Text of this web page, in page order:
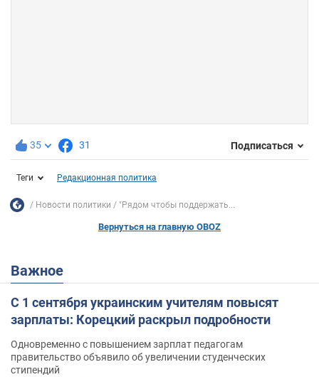
35 31 Подписаться
Теги Редакционная политика
Новости политики "Рядом чтобы поддержать...
Вернуться на главную OBOZ
Важное
С 1 сентября украинским учителям повысят
зарплаты: Корецкий раскрыл подробности
Одновременно с повышением зарплат педагогам
правительство объявило об увеличении студенческих
стипендий